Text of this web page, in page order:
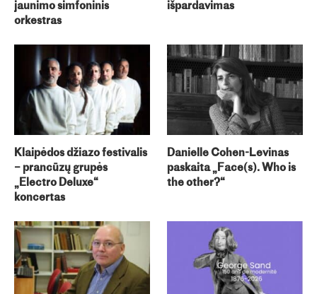
jaunimo simfoninis
orkestras
išpardavimas
Klaipėdos džiazo festivalis
– prancūzų grupės
„Electro Deluxe“
koncertas
Danielle Cohen-Levinas
paskaita „Face(s). Who is
the other?“